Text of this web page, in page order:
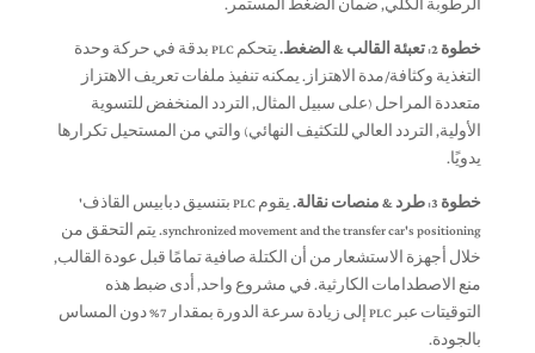
الرطوبة الكلي, ضمان الضغط المستمر.
خطوة 2: تعبئة القالب & الضغط.
يتحكم PLC بدقة في حركة وحدة
التغذية وكثافة/مدة الاهتزاز. يمكنه تنفيذ ملفات تعريف الاهتزاز
متعددة المراحل (على سبيل المثال, التردد المنخفض للتسوية
الأولية, التردد العالي للتكثيف النهائي) والتي من المستحيل تكرارها
يدويًا.
خطوة 3: طرد & منصات نقالة.
يقوم PLC بتنسيق دبابيس القاذف'
synchronized movement and the transfer car's positioning. يتم التحقق من
خلال أجهزة الاستشعار من أن الكتلة صافية تمامًا قبل عودة القالب,
منع الاصطدامات الكارثية. في مشروع واحد, أدى ضبط هذه
التوقيتات عبر PLC إلى زيادة سرعة الدورة بمقدار 7% دون المساس
بالجودة.